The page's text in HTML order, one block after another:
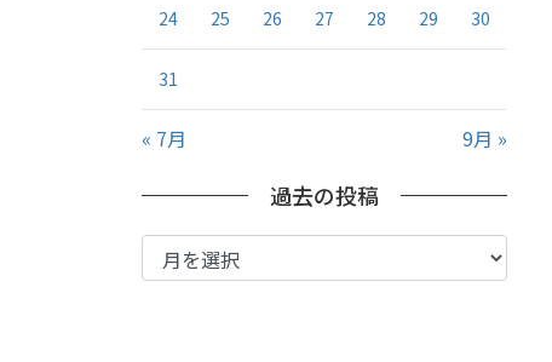
24 25 26 27 28 29 30
31
« 7月 9月 »
過去の投稿
過
去